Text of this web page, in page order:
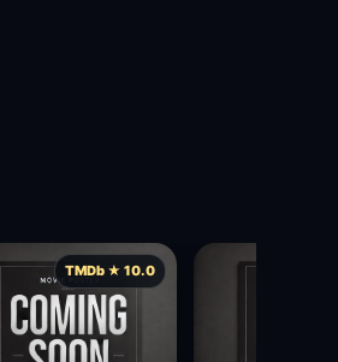
TMDb ★ 10.0